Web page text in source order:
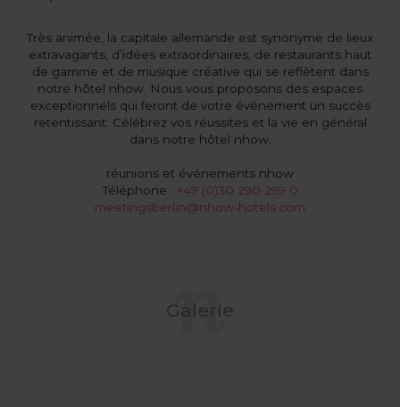
Très animée, la capitale allemande est synonyme de lieux
extravagants, d’idées extraordinaires, de restaurants haut
de gamme et de musique créative qui se reflètent dans
notre hôtel nhow. Nous vous proposons des espaces
exceptionnels qui feront de votre événement un succès
retentissant. Célébrez vos réussites et la vie en général
dans notre hôtel nhow.
réunions et événements nhow
Téléphone : +49 (0)30 290 299 0
meetingsberlin@nhow-hotels.com
Galerie